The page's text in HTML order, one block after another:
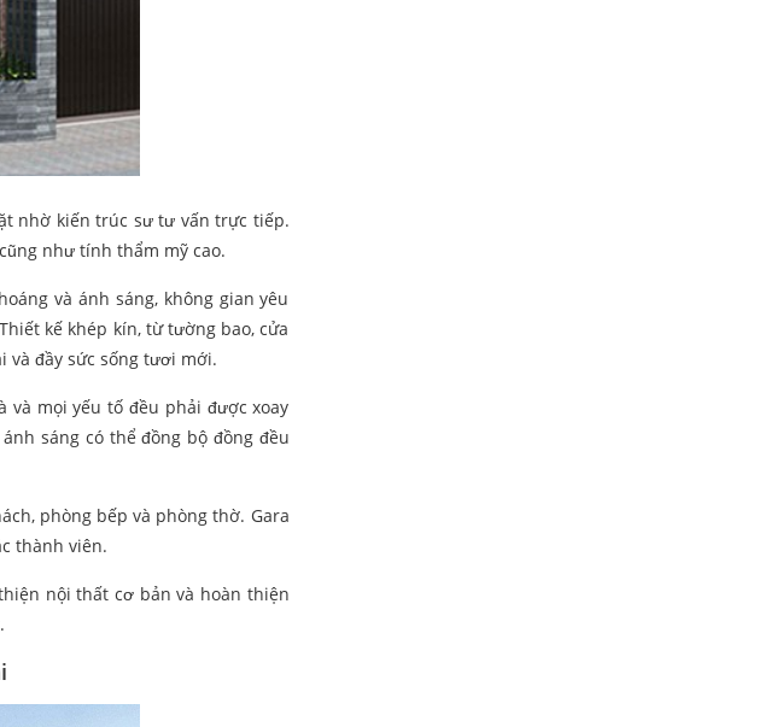
nhờ kiến trúc sư tư vấn trực tiếp.
như tính thẩm mỹ cao.
và ánh sáng, không gian yêu
kế khép kín, từ tường bao, cửa
và đầy sức sống tươi mới.
mọi yếu tố đều phải được xoay
sáng có thể đồng bộ đồng đều
phòng bếp và phòng thờ. Gara
thành viên.
nội thất cơ bản và hoàn thiện